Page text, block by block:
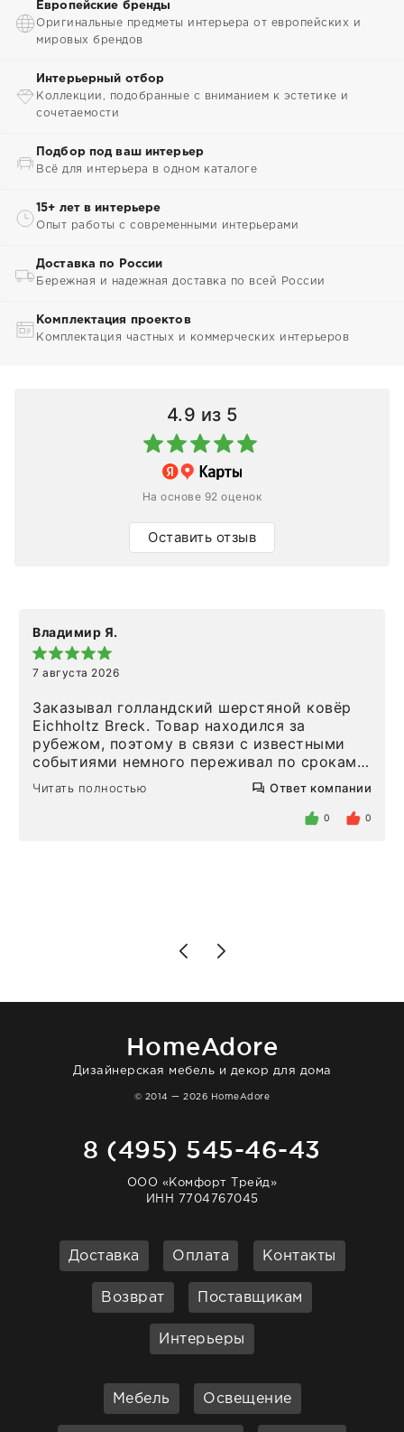
Европейские бренды
Оригинальные предметы интерьера от европейских и
мировых брендов
Интерьерный отбор
Коллекции, подобранные с вниманием к эстетике и
сочетаемости
Подбор под ваш интерьер
Всё для интерьера в одном каталоге
15+ лет в интерьере
Опыт работы с современными интерьерами
Доставка по России
Бережная и надежная доставка по всей России
Комплектация проектов
Комплектация частных и коммерческих интерьеров
4.9 из 5
На основе 92 оценок
Оставить отзыв
Владимир Я.
7 августа 2026
Заказывал голландский шерстяной ковёр
Eichholtz Breck. Товар находился за
рубежом, поэтому в связи с известными
событиями немного переживал по срокам.
Но homeadore привезли ровно в
определенное в договоре время, без
то качество выше всяких похвал. Выглядит
Читать полностью Ответ компании
0 0
HomeAdore
Дизайнерская мебель и декор для дома
© 2014 — 2026 HomeAdore
8 (495) 545-46-43
ООО «Комфорт Трейд»
ИНН 7704767045
Доставка Оплата Контакты
Возврат Поставщикам
Интерьеры
Мебель Освещение